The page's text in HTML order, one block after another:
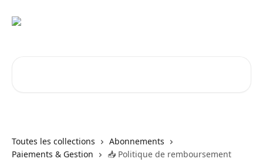
Toutes les collections
Abonnements
Paiements & Gestion
📥 Politique de remboursement